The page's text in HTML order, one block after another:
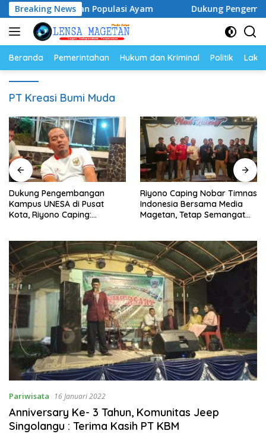
Langsung
ke
konten
Breaking News
Telur dan Populasi Ayam Dukung Pengembangan
Beranda Pemerintahan Hukum dan Kriminal Politik
PT Kreasi Bumi Muda
Dukung Pengembangan
Kampus UNESA di Pusat
Kota, Riyono Caping:
Riyono Caping Nobar Timnas
Indonesia Bersama Media
Magetan, Tetap Semangat
Pariwisata 16 Januari 2022
Anniversary Ke- 3 Tahun, Komunitas Jeep
Singolangu : Terima Kasih PT KBM